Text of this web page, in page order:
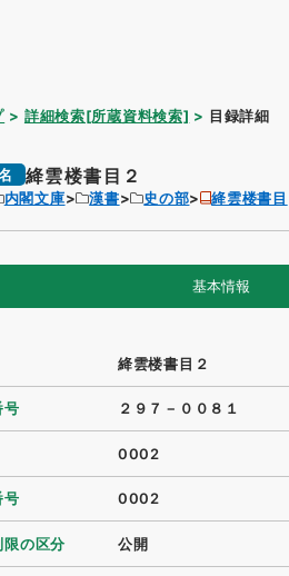
詳細検索[所蔵資料検索] 目録詳細
絳雲楼書目２
内閣文庫 漢書 史の部 絳雲楼書目
基本情報
絳雲楼書目２
号 ２９７－００８１
0002
号 0002
限の区分 公開